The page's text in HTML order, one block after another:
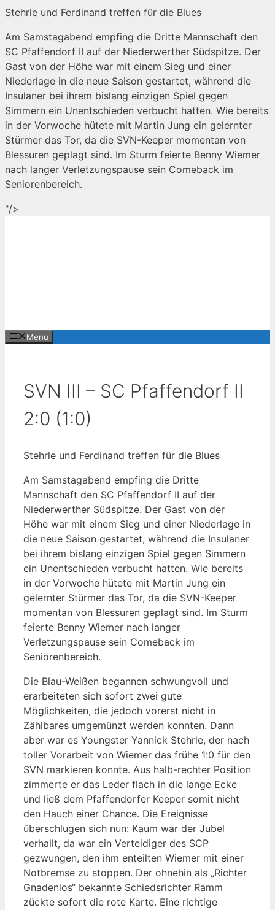
Stehrle und Ferdinand treffen für die Blues
Am Samstagabend empfing die Dritte Mannschaft den
SC Pfaffendorf II auf der Niederwerther Südspitze. Der
Gast von der Höhe war mit einem Sieg und einer
Niederlage in die neue Saison gestartet, während die
Insulaner bei ihrem bislang einzigen Spiel gegen
Simmern ein Unentschieden verbucht hatten. Wie bereits
in der Vorwoche hütete mit Martin Jung ein gelernter
Stürmer das Tor, da die SVN-Keeper momentan von
Blessuren geplagt sind. Im Sturm feierte Benny Wiemer
nach langer Verletzungspause sein Comeback im
Seniorenbereich.
"/>
Menü
SVN III – SC Pfaffendorf II
2:0 (1:0)
Stehrle und Ferdinand treffen für die Blues
Am Samstagabend empfing die Dritte
Mannschaft den SC Pfaffendorf II auf der
Niederwerther Südspitze. Der Gast von der
Höhe war mit einem Sieg und einer Niederlage in
die neue Saison gestartet, während die Insulaner
bei ihrem bislang einzigen Spiel gegen Simmern
ein Unentschieden verbucht hatten. Wie bereits
in der Vorwoche hütete mit Martin Jung ein
gelernter Stürmer das Tor, da die SVN-Keeper
momentan von Blessuren geplagt sind. Im Sturm
feierte Benny Wiemer nach langer
Verletzungspause sein Comeback im
Seniorenbereich.
Die Blau-Weißen begannen schwungvoll und
erarbeiteten sich sofort zwei gute
Möglichkeiten, die jedoch vorerst nicht in
Zählbares umgemünzt werden konnten. Dann
aber war es Youngster Yannick Stehrle, der nach
toller Vorarbeit von Wiemer das frühe 1:0 für den
SVN markieren konnte. Aus halb-rechter Position
zimmerte er das Leder flach in die lange Ecke
und ließ dem Pfaffendorfer Keeper somit nicht
den Hauch einer Chance. Die Ereignisse
überschlugen sich nun: Kaum war der Jubel
verhallt, da war ein Verteidiger des SCP
gezwungen, den ihm enteilten Wiemer mit einer
Notbremse zu stoppen. Der ohnehin als „Richter
Gnadenlos“ bekannte Schiedsrichter Ramm
zückte sofort die rote Karte. Eine richtige